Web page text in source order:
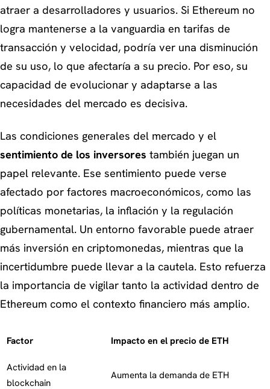
atraer a desarrolladores y usuarios. Si Ethereum no
logra mantenerse a la vanguardia en tarifas de
transacción y velocidad, podría ver una disminución
de su uso, lo que afectaría a su precio. Por eso, su
capacidad de evolucionar y adaptarse a las
necesidades del mercado es decisiva.
Las condiciones generales del mercado y el
sentimiento de los inversores también juegan un
papel relevante. Ese sentimiento puede verse
afectado por factores macroeconómicos, como las
políticas monetarias, la inflación y la regulación
gubernamental. Un entorno favorable puede atraer
más inversión en criptomonedas, mientras que la
incertidumbre puede llevar a la cautela. Esto refuerza
la importancia de vigilar tanto la actividad dentro de
Ethereum como el contexto financiero más amplio.
Factor Impacto en el precio de ETH
Actividad en la
blockchain
Aumenta la demanda de ETH